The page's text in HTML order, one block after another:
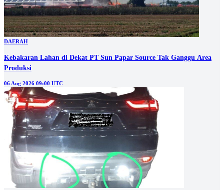
DAERAH
Kebakaran Lahan di Dekat PT Sun Papar Source Tak Ganggu Area
Produksi
06 Aug 2026 09:00 UTC